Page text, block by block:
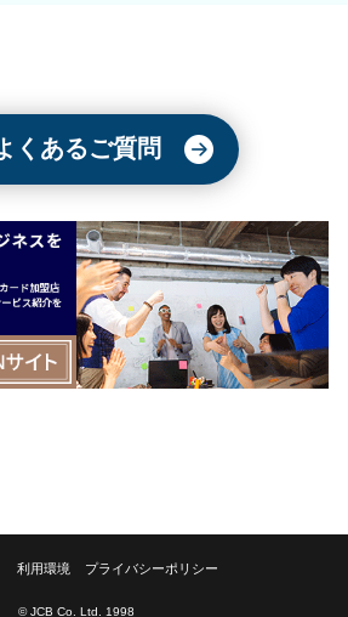
くあるご質問
利用環境 プライバシーポリシー
© JCB Co. Ltd. 1998